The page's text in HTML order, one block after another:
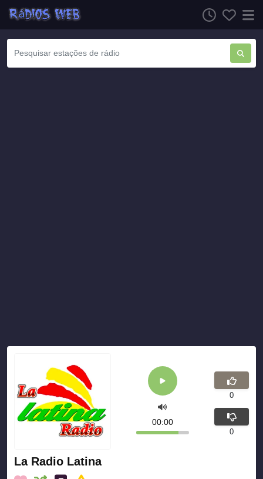
La Radio Latina
00:00
0
0